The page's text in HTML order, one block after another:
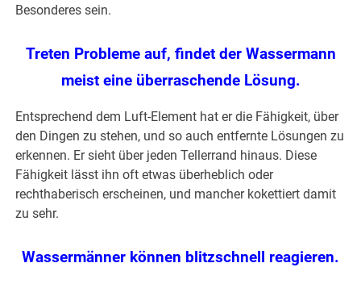
Besonderes sein.
Treten Probleme auf, findet der Wassermann
meist eine überraschende Lösung.
Entsprechend dem Luft-Element hat er die Fähigkeit, über
den Dingen zu stehen, und so auch entfernte Lösungen zu
erkennen. Er sieht über jeden Tellerrand hinaus. Diese
Fähigkeit lässt ihn oft etwas überheblich oder
rechthaberisch erscheinen, und mancher kokettiert damit
zu sehr.
Wassermänner können blitzschnell reagieren.